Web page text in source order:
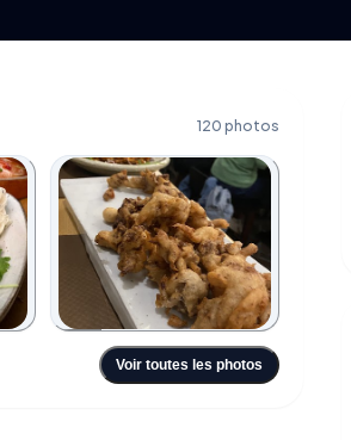
120 photos
Voir toutes les photos